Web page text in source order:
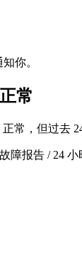
你。
常
正常，但过
障报告 / 24 小